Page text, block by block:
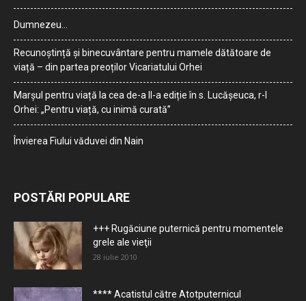
Dumnezeu…
Recunoștință și binecuvântare pentru mamele dătătoare de
viață – din partea preoților Vicariatului Orhei
Marșul pentru viață la cea de-a II-a ediție în s. Lucășeuca, r-l
Orhei: „Pentru viață, cu inimă curată”
Învierea Fiului văduvei din Nain
POSTĂRI POPULARE
+++ Rugăciune puternică pentru momentele
grele ale vieţii
28 iulie 2010
**** Acatistul către Atotputernicul